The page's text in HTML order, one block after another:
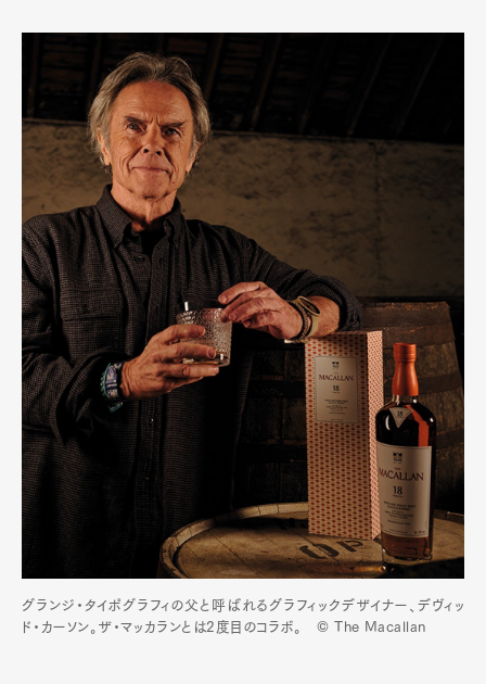
グランジ・タイポグラフィの父と呼ばれるグラフィックデザイナー、デヴィッ
ド・カーソン。ザ・マッカランとは2度目のコラボ。 © The Macallan